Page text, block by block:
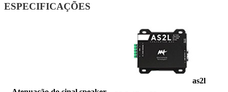
ESPECIFICAÇÕES
as2l